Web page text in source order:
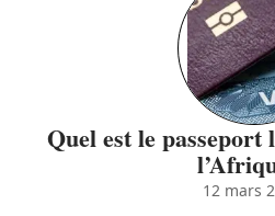
Quel est le passeport
12 mars